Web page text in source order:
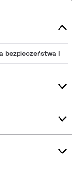
bezpieczeństwa I